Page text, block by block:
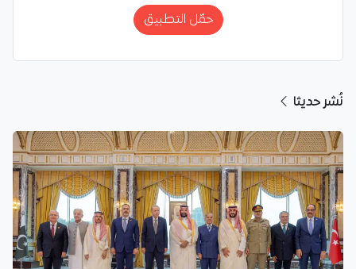
حمّل التطبيق
نُشر حديثا